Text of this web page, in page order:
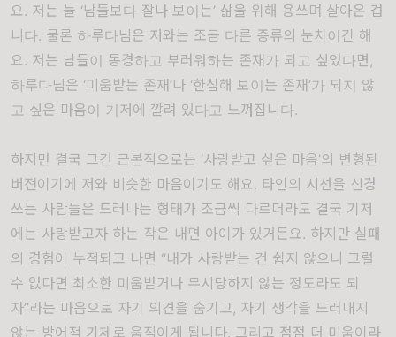
요. 저는 늘 ‘남들보다 잘나 보이는’ 삶을 위해 용쓰며 살아온 겁
니다. 물론 하루다님은 저와는 조금 다른 종류의 눈치이긴 해
요. 저는 남들이 동경하고 부러워하는 존재가 되고 싶었다면 ,
하루다님은 ‘미움받는 존재’나 ‘한심해 보이는 존재’가 되지 않
고 싶은 마음이 기저에 깔려 있다고 느껴집니다.
하지만 결국 그건 근본적으로는 ‘사랑받고 싶은 마음’의 변형된
버전이기에 저와 비슷한 마음이기도 해요. 타인의 시선을 신경
쓰는 사람들은 드러나는 형태가 조금씩 다르더라도 결국 기저
에는 사랑받고자 하는 작은 내면 아이가 있거든요. 하지만 실패
의 경험이 누적되고 나면 “내가 사랑받는 건 쉽지 않으니 그럴
수 없다면 최소한 미움받거나 무시당하지 않는 정도라도 되
자”라는 마음으로 자기 의견을 숨기고, 자기 생각을 드러내지
않는 방어적 기제로 움직이게 됩니다. 그리고 점점 더 미움이라